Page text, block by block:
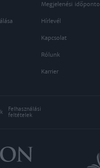
Megjelenési
Hírlevél
Kapcsolat
Rólunk
Karrier
Felhasználási
feltételek